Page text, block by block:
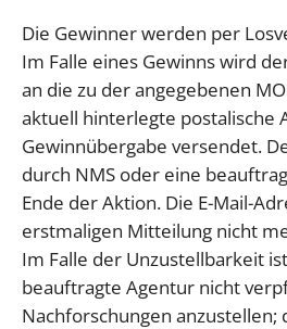
Die Gewinner werden per
Im Falle eines Gewinns wird
an die zu der angegebenen
aktuell hinterlegte postalische
Gewinnübergabe versendet.
durch NMS oder eine
Ende der Aktion. Die E-Mail-
erstmaligen Mitteilung nicht
Im Falle der Unzustellbarkeit
beauftragte Agentur nicht
Nachforschungen anzustellen;